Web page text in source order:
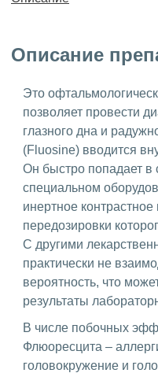
Описание
Это
позволяет провести
глазного дна и
(Fluosine) вводится
Он быстро попадает в
специальном
инертное
передозировки
С другими
практически не
вероятность, что
результаты
В числе побочных
Флюоресцита –
головокружение и